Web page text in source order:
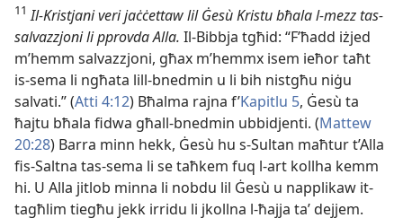
11 Il-Kristjani veri jaċċettaw lil Ġesù Kristu bħala l-mezz tas-
salvazzjoni li pprovda Alla. Il-Bibbja tgħid: “F’ħadd iżjed
m’hemm salvazzjoni, għax m’hemmx isem ieħor taħt
is-sema li ngħata lill-bnedmin u li bih nistgħu niġu
salvati.” (Atti 4:12) Bħalma rajna f’Kapitlu 5, Ġesù ta
ħajtu bħala fidwa għall-bnedmin ubbidjenti. (Mattew
20:28) Barra minn hekk, Ġesù hu s-Sultan maħtur t’Alla
fis-Saltna tas-sema li se taħkem fuq l-art kollha kemm
hi. U Alla jitlob minna li nobdu lil Ġesù u napplikaw it-
tagħlim tiegħu jekk irridu li jkollna l-ħajja taʼ dejjem.